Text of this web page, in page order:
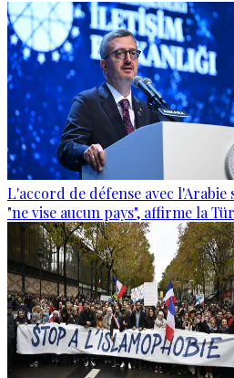
L'accord de défense avec l'Arabie
"ne vise aucun pays", affirme la